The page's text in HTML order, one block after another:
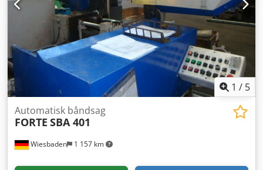
1 / 5
Wiesbaden 1 157 km
Automatisk båndsag
FORTE SBA 401